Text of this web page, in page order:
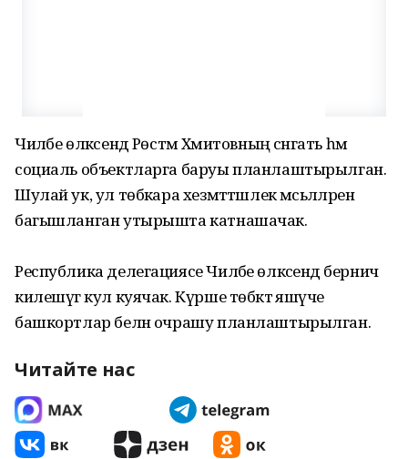
Чиләбе өлкәсендә Рөстәм Хәмитовның сәнәгать һәм
социаль объектларга баруы планлаштырылган.
Шулай ук, ул төбәкара хезмәттәшлек мәсьәләләренә
багышланган утырышта катнашачак.
Республика делегациясе Чиләбе өлкәсендә берничә
килешүгә кул куячак. Күрше төбәктә яшәүче
башкортлар белән очрашу планлаштырылган.
Читайте нас